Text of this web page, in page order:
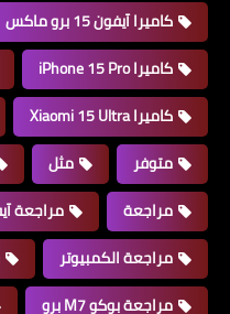
كاميرا آيفون 15 برو ماكس
كاميرا iPhone 15 Pro
كاميرا Xiaomi 15 Ultra
متوفر
مثل
مراجعة
مراجعة
مراجعة الكمبيوتر
مراجعة بوكو M7 برو